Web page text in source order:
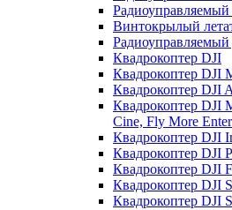
Радиоуправляемый
Винтокрылый
Квадрокоптер DJI
Квадрокоптер DJI
Квадрокоптер DJI
Квадрокоптер DJI
Cine, Fly More
Квадрокоптер DJI
Квадрокоптер DJI
Квадрокоптер DJI
Квадрокоптер DJI
Квадрокоптер DJI